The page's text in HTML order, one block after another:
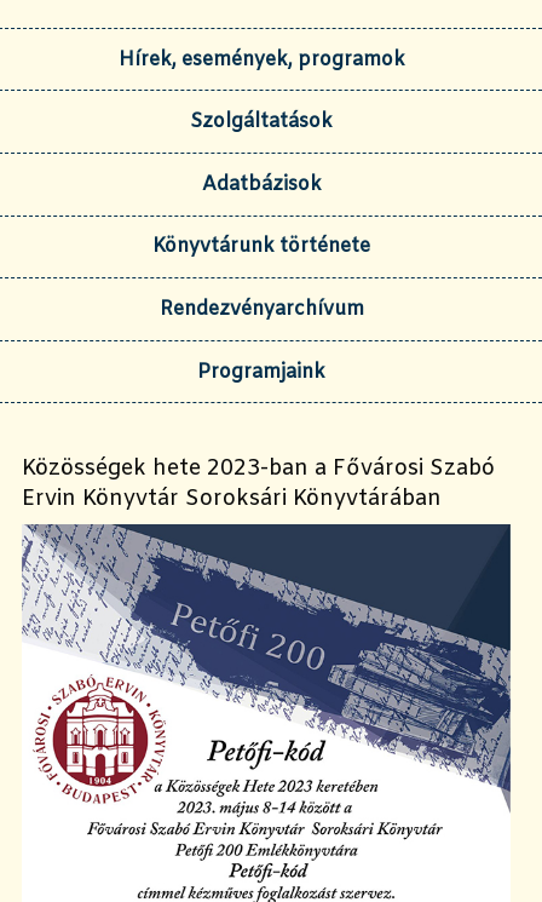
Hírek, események, programok
Szolgáltatások
Adatbázisok
Könyvtárunk története
Rendezvényarchívum
Programjaink
Közösségek hete 2023-ban a Fővárosi Szabó
Ervin Könyvtár Soroksári Könyvtárában